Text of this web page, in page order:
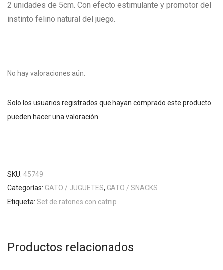
2 unidades de 5cm. Con efecto estimulante y promotor del
instinto felino natural del juego.
No hay valoraciones aún.
Solo los usuarios registrados que hayan comprado este producto
pueden hacer una valoración.
SKU: 45749
Categorías: GATO / JUGUETES, GATO / SNACKS
Etiqueta: Set de ratones con catnip
Productos relacionados